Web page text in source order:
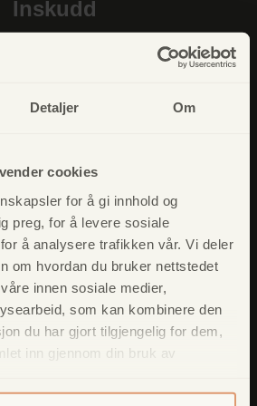
Detaljer Om
cookies
for å gi innhold og
preg, for å levere sosiale
å analysere trafikken vår. Vi deler
om hvordan du bruker nettstedet
innen sosiale medier,
som kan kombinere den
du har gjort tilgjengelig for dem,
inn gjennom din bruk av
Inskudd
innskudd@tfbank.no